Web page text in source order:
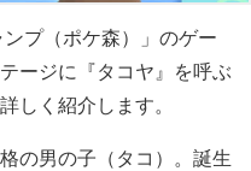
ンプ（ポケ森）」のゲー
ージに『タコヤ』を呼ぶ
しく紹介します。
の男の子（タコ）。誕生